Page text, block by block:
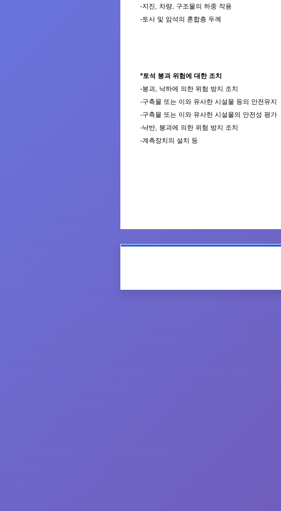
-지진 , 차량, 구조물의 하중 작용
-토사 및 암석의 혼합층 두께
*토석 붕괴 위험에 대한 조치
-붕괴 , 낙하에 의한 위험 방지 조치
-구축물 또는 이와 유사한 시설물 등의 안전유지
-구축물 또는 이와 유사한 시설물의 안전성 평가
-낙반, 붕괴에 의한 위험 방지 조치
-계측장치의 설치 등